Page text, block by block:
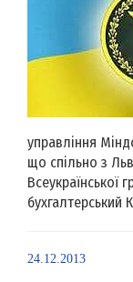
управління
що спільно з
Всеукраїнської
бухгалтерський
24.12.2013